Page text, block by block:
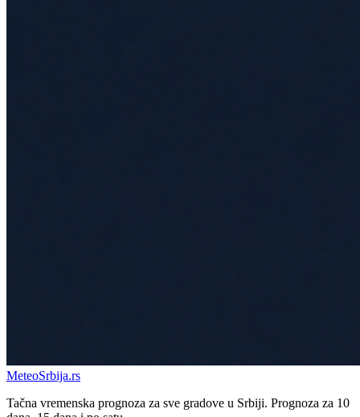
MeteoSrbija.rs
Tačna vremenska prognoza za sve gradove u Srbiji. Prognoza za 10